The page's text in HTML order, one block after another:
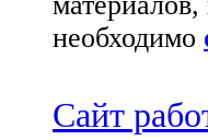
необходимо
Сайт